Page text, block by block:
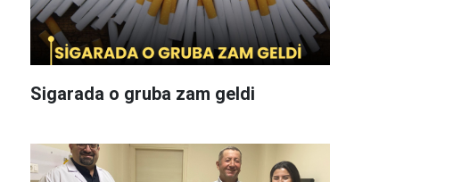
Sigarada o gruba zam geldi